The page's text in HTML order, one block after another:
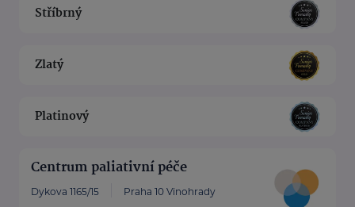
Stříbrný
Zlatý
Platinový
Centrum paliativní péče
Dykova 1165/15 Praha 10 Vinohrady